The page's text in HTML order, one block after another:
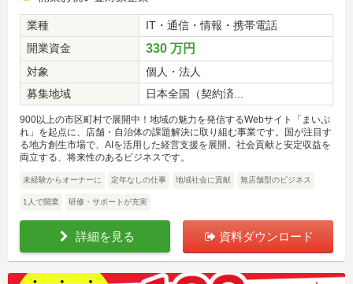
業種
IT・通信・情報・携帯電話
開業資金
330 万円
対象
個人・法人
募集地域
日本全国（契約済...
900以上の市区町村で展開中！地域の魅力を発信するWebサイト「まいぷ
れ」を起点に、店舗・自治体の課題解決に取り組む事業です。国が注目す
る地方創生市場で、AIを活用した経営支援を展開。社会貢献と安定収益を
両立する、将来性のあるビジネスです。
未経験からオーナーに 定年なしの仕事 地域社会に貢献 無店舗型のビジネス
1人で開業 研修・サポートが充実
詳細を見る 資料ダウンロード